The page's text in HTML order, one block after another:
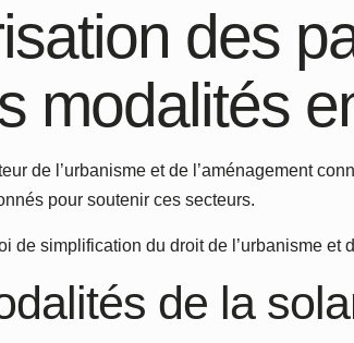
des
modalités
de l’urbanisme et de l’aménagement
pour soutenir ces secteurs.
de simplification du droit de l’urbanisme
de la